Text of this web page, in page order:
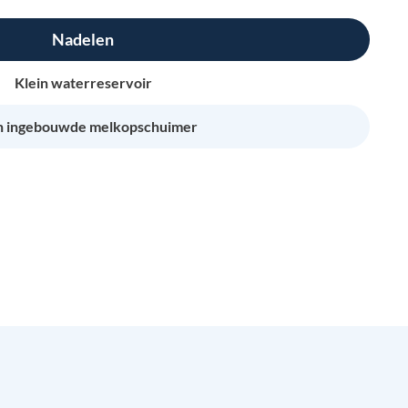
Nadelen
Klein waterreservoir
ingebouwde melkopschuimer